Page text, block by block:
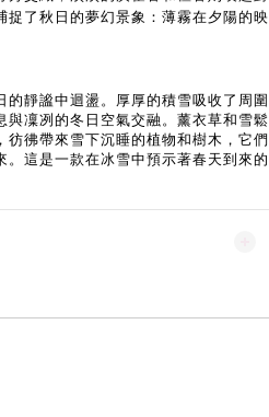
捉了秋日的夢幻景象：薄霧在夕陽的映
的靜謐中迴盪。厚厚的積雪吸收了周圍
與凜冽的冬日空氣交融。薰衣草和雪鬆
彷彿帶來雪下沉睡的植物和樹木，它們
。這是一款在冰雪中預示著春天到來的